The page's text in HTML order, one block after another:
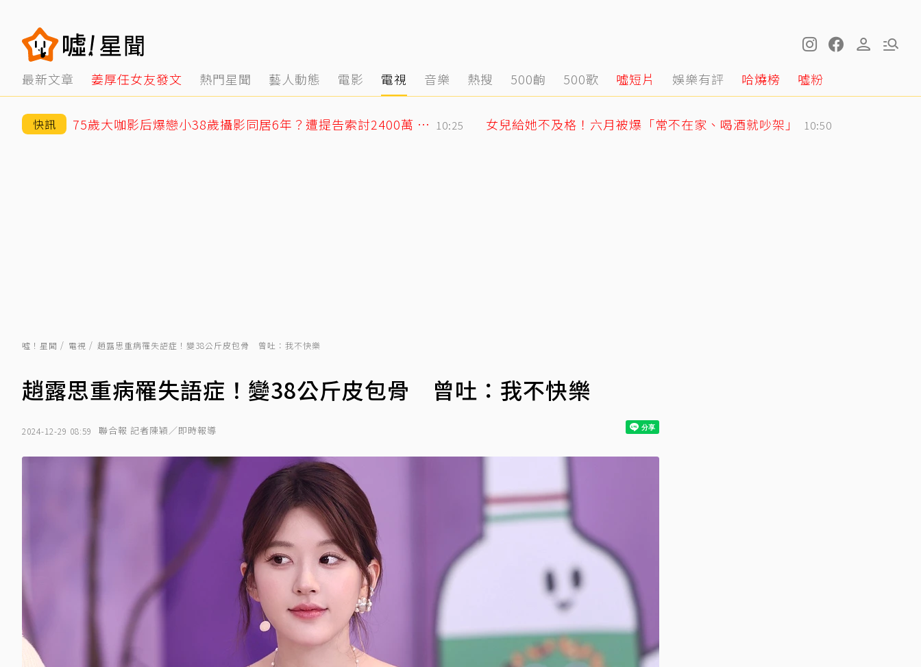
最新文章 姜厚任女友發文 熱門星聞 藝人動態 電影 電視 音樂 熱搜 500齣 500歌 噓短片 娛樂有評 哈燒榜 噓粉
快訊 75歲大咖影后爆戀小38歲攝影同居6年？遭提告索討2400萬 硬氣反擊絕不給 10:25 女兒給她不及格！六月被爆「常不在家、喝酒就吵架」 10:50
噓！星聞 電視 趙露思重病罹失語症！變38公斤皮包骨 曾吐：我不快樂
趙露思重病罹失語症！變38公斤皮包骨 曾吐：我不快樂
2024-12-29 08:59 聯合報 記者陳穎／即時報導